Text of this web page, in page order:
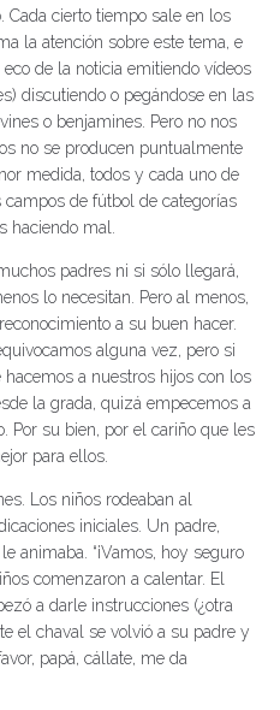
Cada cierto tiempo sale en los
la atención sobre este tema, e
de la noticia emitiendo vídeos
discutiendo o pegándose en las
o benjamines. Pero no nos
no se producen puntualmente
medida, todos y cada uno de
de fútbol de categorías
haciendo mal.
padres ni si sólo llegará,
lo necesitan. Pero al menos,
a su buen hacer.
alguna vez, pero si
a nuestros hijos con los
la grada, quizá empecemos a
Por su bien, por el cariño que les
para ellos.
Los niños rodeaban al
iniciales. Un padre,
animaba. “¡Vamos, hoy seguro
comenzaron a calentar. El
a darle instrucciones (¿otra
el chaval se volvió a su padre y
papá, cállate, me da